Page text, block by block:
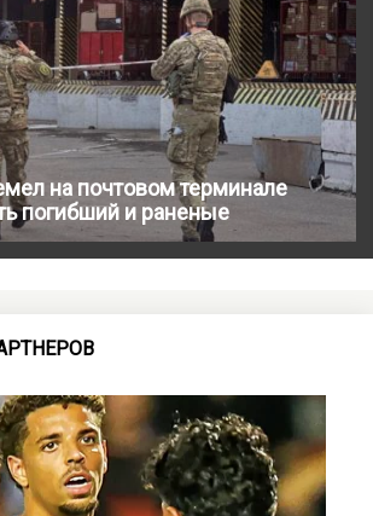
на почтовом терминале
погибший и раненые